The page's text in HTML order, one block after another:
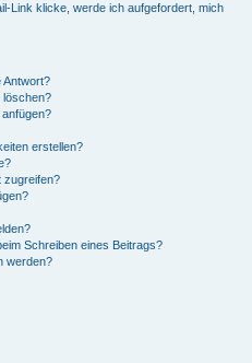
Link klicke, werde ich aufgefordert, mich
Antwort?
löschen?
erstellen?
zugreifen?
Schreiben eines Beitrags?
werden?